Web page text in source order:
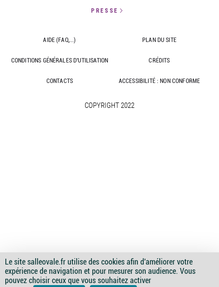
Image Image Image Image
PRESSE
AIDE (FAQ,...) PLAN DU SITE
CONDITIONS GÉNÉRALES D'UTILISATION CRÉDITS
CONTACTS ACCESSIBILITÉ : NON CONFORME
COPYRIGHT 2022
Le site salleovale.fr utilise des cookies afin d'améliorer votre
expérience de navigation et pour mesurer son audience. Vous
pouvez choisir ceux que vous souhaitez activer